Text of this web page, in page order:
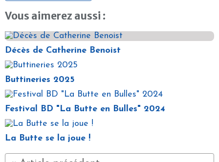
Vous aimerez aussi :
Décès de Catherine Benoist
Buttineries 2025
Festival BD "La Butte en Bulles" 2024
La Butte se la joue !